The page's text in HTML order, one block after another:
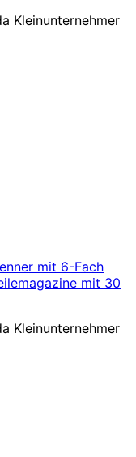
Kleinunternehmer
mit 6-Fach
mit 30
Kleinunternehmer